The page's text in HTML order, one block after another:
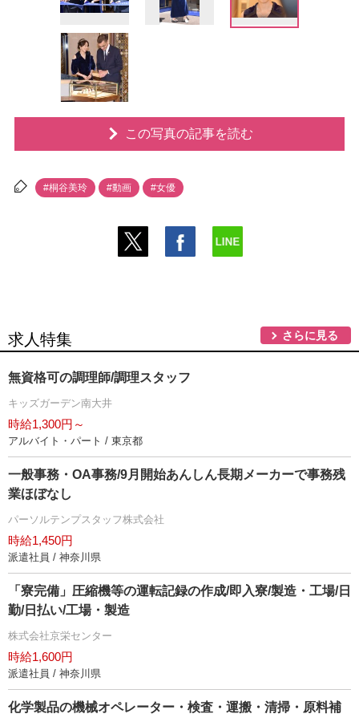
この写真の記事を読む
#桐谷美玲 #動画 #女優
求人特集 さらに見る
無資格可の調理師/調理スタッフ
キッズガーデン南大井
時給1,300円～
アルバイト・パート / 東京都
一般事務・OA事務/9月開始あんしん長期メーカーで事務残
業ほぼなし
パーソルテンプスタッフ株式会社
時給1,450円
派遣社員 / 神奈川県
「寮完備」圧縮機等の運転記録の作成/即入寮/製造・工場/日
勤/日払い/工場・製造
株式会社京栄センター
時給1,600円
派遣社員 / 神奈川県
化学製品の機械オペレーター・検査・運搬・清掃・原料補